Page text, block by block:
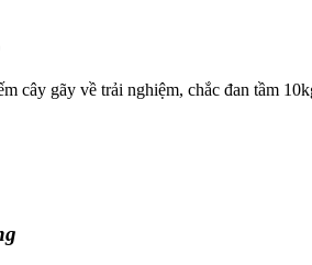
cây gãy về trải nghiệm, chắc đan tầm